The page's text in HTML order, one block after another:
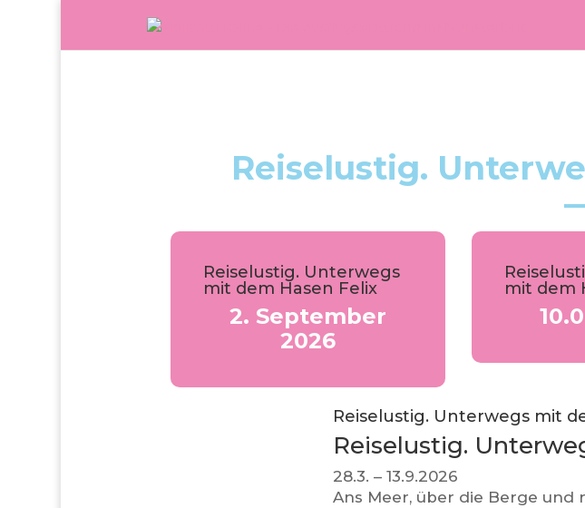
Reiselustig.
Reiselustig. Unterwegs
mit dem Hasen Felix
2. September
2026
mit dem
Reiselustig. Unterwegs mit
Reiselustig.
28.3. – 13.9.2026
Ans Meer, über die Berge und